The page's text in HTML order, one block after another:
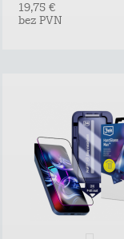
19,75 €
bez PVN